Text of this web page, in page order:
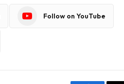
Follow on YouTube